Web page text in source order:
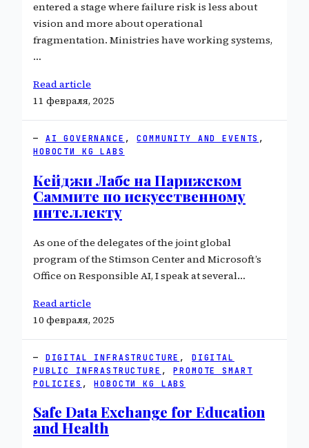
entered a stage where failure risk is less about
vision and more about operational
fragmentation. Ministries have working systems,
…
Read article
11 февраля, 2025
AI GOVERNANCE , COMMUNITY AND EVENTS
НОВОСТИ KG LABS
Кейджи Лабс на Парижском
Саммите по искусственному
интеллекту
As one of the delegates of the joint global
program of the Stimson Center and Microsoft’s
Office on Responsible AI, I speak at several…
Read article
10 февраля, 2025
DIGITAL INFRASTRUCTURE , DIGITAL
PUBLIC INFRASTRUCTURE , PROMOTE SMART
POLICIES , НОВОСТИ KG LABS
Safe Data Exchange for Education
and Health